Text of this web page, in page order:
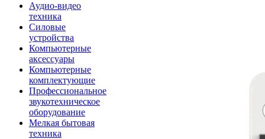
Аудио-видео
техника
Силовые
устройства
Компьютерные
аксессуары
Компьютерные
комплектующие
Профессиональное
звукотехническое
оборудование
Мелкая бытовая
техника